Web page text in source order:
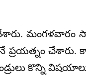
మంగళవారం
ప్రయత్నం
కొన్ని